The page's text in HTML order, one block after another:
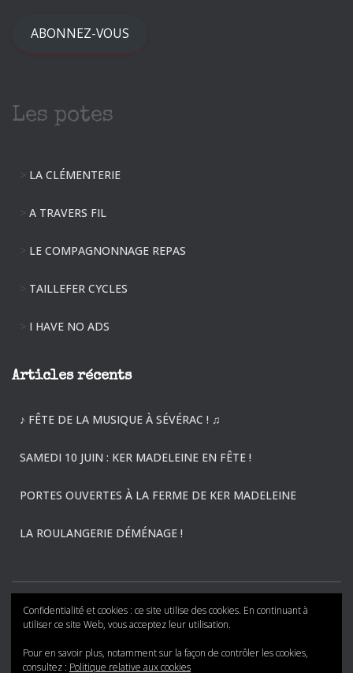
m
ABONNEZ-VOUS
Les potes
> LA CLÉMENTERIE
> A TRAVERS FIL
> LE COMPAGNONNAGE REPAS
> TAILLEFER CYCLES
> I HAVE NO ADS
Articles récents
♪ FÊTE DE LA MUSIQUE À SÉVÉRAC ! ♫
SAMEDI 10 JUIN : KER MADELEINE EN FÊTE !
PORTES OUVERTES À LA FERME DE KER MADELEINE
LA ROULANGERIE DÉMÉNAGE !
ACTIVITÉS ACTUALITÉS ÉVÈNEMENTS
PHOTOS CONTACT
Confidentialité et cookies : ce site utilise des cookies. En continuant à
utiliser ce site Web, vous acceptez leur utilisation.
Pour en savoir plus, notamment sur la façon de contrôler les cookies,
consultez : Politique relative aux cookies